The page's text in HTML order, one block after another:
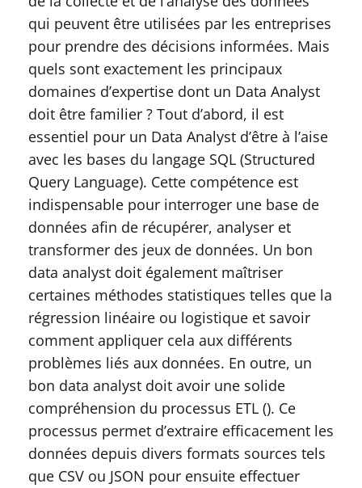
qui peuvent être utilisées par les entreprises
pour prendre des décisions informées. Mais
quels sont exactement les principaux
domaines d’expertise dont un Data Analyst
doit être familier ? Tout d’abord, il est
essentiel pour un Data Analyst d’être à l’aise
avec les bases du langage SQL (Structured
Query Language). Cette compétence est
indispensable pour interroger une base de
données afin de récupérer, analyser et
transformer des jeux de données. Un bon
data analyst doit également maîtriser
certaines méthodes statistiques telles que la
régression linéaire ou logistique et savoir
comment appliquer cela aux différents
problèmes liés aux données. En outre, un
bon data analyst doit avoir une solide
compréhension du processus ETL (). Ce
processus permet d’extraire efficacement les
données depuis divers formats sources tels
que CSV ou JSON pour ensuite effectuer